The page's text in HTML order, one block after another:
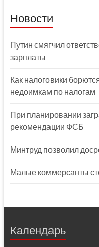
Новости
Путин смягчил
зарплаты
Как налоговики
недоимкам по налогам
При планировании
рекомендации ФСБ
Минтруд позволил
Малые коммерсанты
Календарь